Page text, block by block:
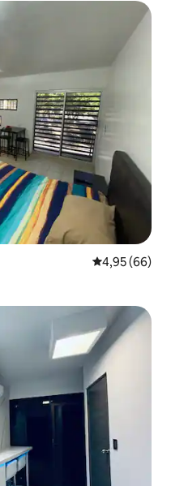
4,95 de uma
4,95 (66)